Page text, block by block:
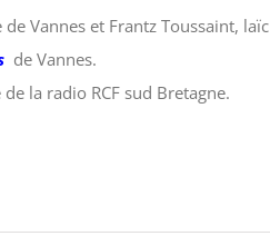
Vannes et Frantz Toussaint, laïc
de Vannes.
la radio RCF sud Bretagne.